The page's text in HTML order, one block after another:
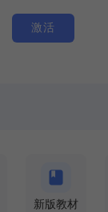
激活
新版教材